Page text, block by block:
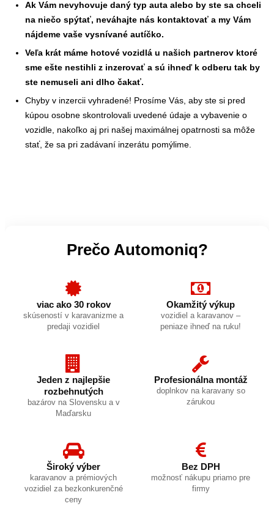
Ak Vám nevyhovuje daný typ auta alebo by ste sa chceli
na niečo spýtať, neváhajte nás kontaktovať a my Vám
nájdeme vaše vysnívané autíčko.
Veľa krát máme hotové vozidlá u našich partnerov ktoré
sme ešte nestihli z inzerovať a sú ihneď k odberu tak by
ste nemuseli ani dlho čakať.
Chyby v inzercii vyhradené! Prosíme Vás, aby ste si pred
kúpou osobne skontrolovali uvedené údaje a vybavenie o
vozidle, nakoľko aj pri našej maximálnej opatrnosti sa môže
stať, že sa pri zadávaní inzerátu pomýlime.
Prečo Automoniq?
viac ako 30 rokov
skúseností v karavanizme a
predaji vozidiel
Okamžitý výkup
vozidiel a karavanov –
peniaze ihneď na ruku!
Jeden z najlepšie
rozbehnutých
bazárov na Slovensku a v
Maďarsku
Profesionálna montáž
doplnkov na karavany so
zárukou
Široký výber
karavanov a prémiových
vozidiel za bezkonkurenčné
ceny
Bez DPH
možnosť nákupu priamo pre
firmy